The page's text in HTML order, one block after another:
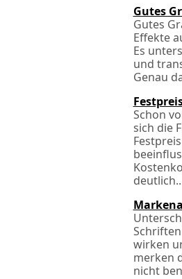
Gutes
Gutes
Effekte
Es
und
Genau
Schon
sich die
wirken
merken
nicht